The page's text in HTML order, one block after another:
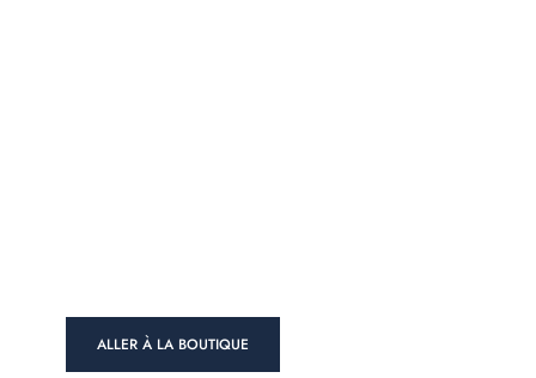
ALLER À LA BOUTIQUE